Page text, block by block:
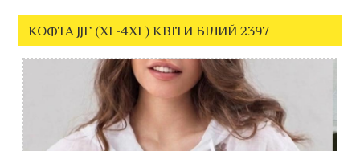
КОФТА JJF (XL-4XL) КВІТИ БІЛИЙ 2397